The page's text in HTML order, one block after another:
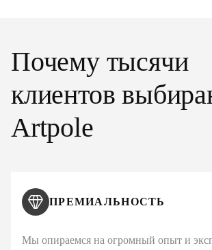
Почему тысячи
клиентов
Artpole
ПРЕМИАЛЬНОСТЬ
Мы опираемся на огромный опыт и